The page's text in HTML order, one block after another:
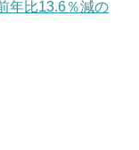
年比13.6％減の